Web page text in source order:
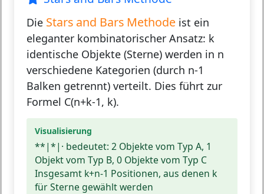
Die Stars and Bars Methode ist ein
eleganter kombinatorischer Ansatz: k
identische Objekte (Sterne) werden in n
verschiedene Kategorien (durch n-1
Balken getrennt) verteilt. Dies führt zur
Formel C(n+k-1, k).
Visualisierung
**|*|· bedeutet: 2 Objekte vom Typ A, 1
Objekt vom Typ B, 0 Objekte vom Typ C
Insgesamt k+n-1 Positionen, aus denen k
für Sterne gewählt werden